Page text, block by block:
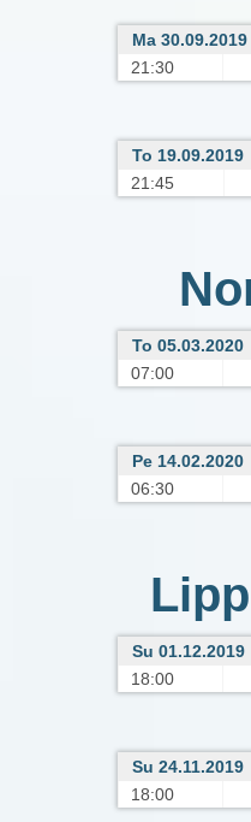
Ma 30.09.2019
21:30
To 19.09.2019
21:45
To 05.03.2020
07:00
Pe 14.02.2020
06:30
Su 01.12.2019
18:00
Su 24.11.2019
18:00